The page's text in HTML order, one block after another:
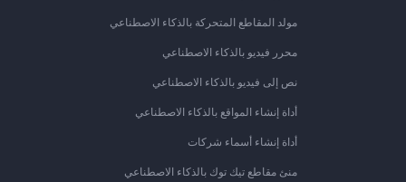
مولد المقاطع المتحركة بالذكاء الاصطناعي
محرر فيديو بالذكاء الاصطناعي
نص إلى فيديو بالذكاء الاصطناعي
أداة إنشاء المواقع بالذكاء الاصطناعي
أداة إنشاء أسماء شركات
منئ مقاطع تيك توك بالذكاء الاصطناعي